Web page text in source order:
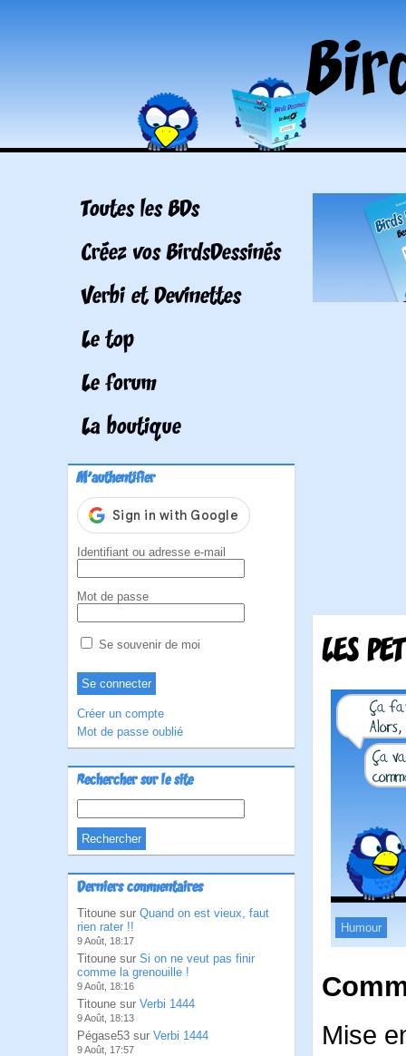
Toutes les BDs
Créez vos BirdsDessinés
Verbi et Devinettes
Le top
Le forum
La boutique
M'authentifier
Identifiant ou adresse e-mail
Mot de passe
Se souvenir de moi
Créer un compte
Mot de passe oublié
Rechercher sur le site
Derniers commentaires
Titoune sur Quand on est vieux, faut
rien rater !!
9 Août, 18:17
Titoune sur Si on ne veut pas finir
comme la grenouille !
9 Août, 18:16
Titoune sur Verbi 1444
9 Août, 18:13
Pégase53 sur Verbi 1444
9 Août, 17:57
LES
Humour
Mise